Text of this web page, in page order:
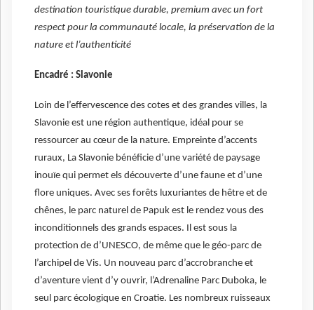
destination touristique durable, premium avec un fort
respect pour la communauté locale, la préservation de la
nature et l’authenticité
Encadré : Slavonie
Loin de l’effervescence des cotes et des grandes villes, la
Slavonie est une région authentique, idéal pour se
ressourcer au cœur de la nature. Empreinte d’accents
ruraux, La Slavonie bénéficie d’une variété de paysage
inouïe qui permet els découverte d’une faune et d’une
flore uniques. Avec ses forêts luxuriantes de hêtre et de
chênes, le parc naturel de Papuk est le rendez vous des
inconditionnels des grands espaces. Il est sous la
protection de d’UNESCO, de même que le géo-parc de
l’archipel de Vis. Un nouveau parc d’accrobranche et
d’aventure vient d’y ouvrir, l’Adrenaline Parc Duboka, le
seul parc écologique en Croatie. Les nombreux ruisseaux